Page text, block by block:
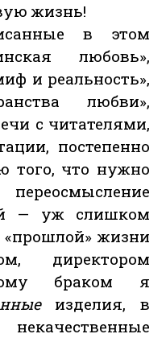
жизнь!
в этом
любовь»,
и реальность»,
любви»,
с читателями,
постепенно
того, что нужно
— уж слишком
жизни
директором
браком я
изделия, в